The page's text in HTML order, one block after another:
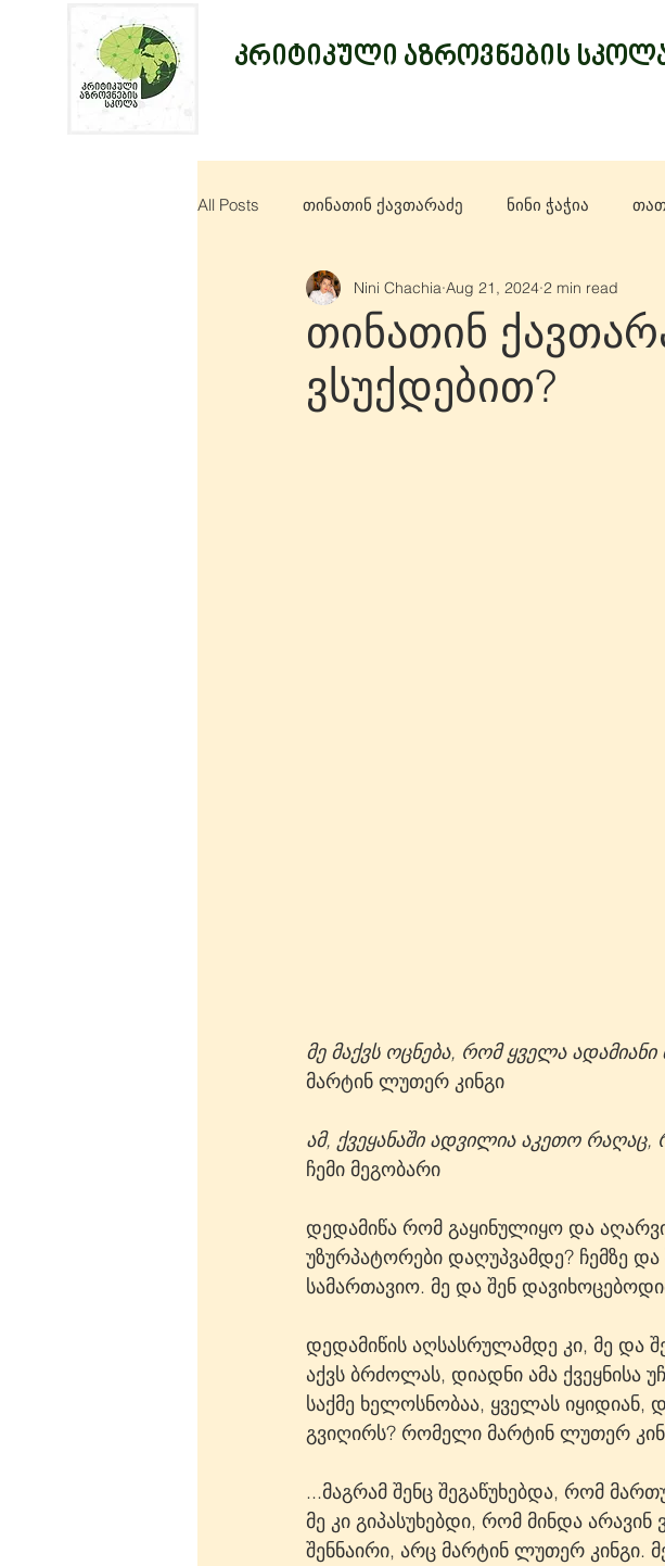
კრიტიკული აზროვნების
All Posts თინათინ ქავთარაძე ნინი ჭაჭია
თინათინ
ვსუქდებით?
Nini Chachia Aug 21, 2024 2 min read
მე მაქვს ოცნება, რომ ყველა
მარტინ ლუთერ კინგი
ამ, ქვეყანაში ადვილია აკეთო
ჩემი მეგობარი
დედამიწა რომ გაყინულიყო და
უზურპატორები დაღუპვამდე? ჩემზე
სამართავიო. მე და შენ
დედამიწის აღსასრულამდე კი, მე და
აქვს ბრძოლას, დიადნი ამა ქვეყნისა
საქმე ხელოსნობაა, ყველას
გვიღირს? რომელი მარტინ ლუთერ
...მაგრამ შენც შეგაწუხებდა, რომ
მე კი გიპასუხებდი, რომ მინდა
შენნაირი, არც მარტინ ლუთერ კინგი.